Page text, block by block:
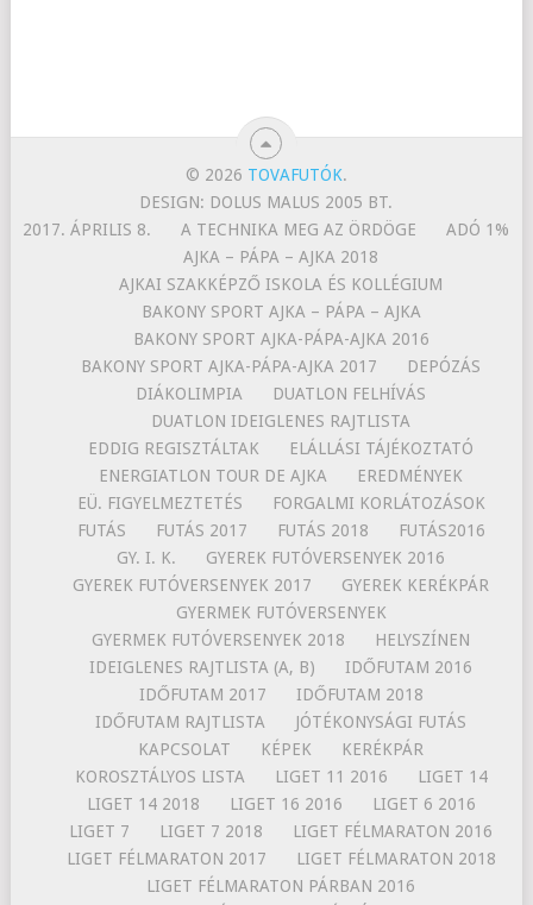
© 2026 TOVAFUTÓK.
DESIGN: DOLUS MALUS 2005 BT.
2017. ÁPRILIS 8.
A TECHNIKA MEG AZ ÖRDÖGE
ADÓ 1%
AJKA – PÁPA – AJKA 2018
AJKAI SZAKKÉPZŐ ISKOLA ÉS KOLLÉGIUM
BAKONY SPORT AJKA – PÁPA – AJKA
BAKONY SPORT AJKA-PÁPA-AJKA 2016
BAKONY SPORT AJKA-PÁPA-AJKA 2017
DEPÓZÁS
DIÁKOLIMPIA
DUATLON FELHÍVÁS
DUATLON IDEIGLENES RAJTLISTA
EDDIG REGISZTÁLTAK
ELÁLLÁSI TÁJÉKOZTATÓ
ENERGIATLON TOUR DE AJKA
EREDMÉNYEK
EÜ. FIGYELMEZTETÉS
FORGALMI KORLÁTOZÁSOK
FUTÁS
FUTÁS 2017 FUTÁS 2018
FUTÁS2016
GY. I. K.
GYEREK FUTÓVERSENYEK 2016
GYEREK FUTÓVERSENYEK 2017
GYEREK KERÉKPÁR
GYERMEK FUTÓVERSENYEK
GYERMEK FUTÓVERSENYEK 2018
HELYSZÍNEN
IDEIGLENES RAJTLISTA (A, B)
IDŐFUTAM 2016
IDŐFUTAM 2017
IDŐFUTAM 2018
IDŐFUTAM RAJTLISTA
JÓTÉKONYSÁGI FUTÁS
KAPCSOLAT
KÉPEK
KERÉKPÁR
KOROSZTÁLYOS LISTA
LIGET 11 2016
LIGET 14
LIGET 14 2018
LIGET 16 2016
LIGET 6 2016
LIGET 7
LIGET 7 2018
LIGET FÉLMARATON 2016
LIGET FÉLMARATON 2017
LIGET FÉLMARATON 2018
LIGET FÉLMARATON PÁRBAN 2016